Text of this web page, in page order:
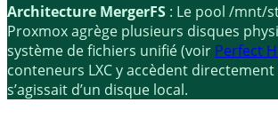
Architecture MergerFS : Le pool /mnt/
Proxmox agrège plusieurs disques
système de fichiers unifié (voir Perfect
conteneurs LXC y accèdent directement
s’agissait d’un disque local.